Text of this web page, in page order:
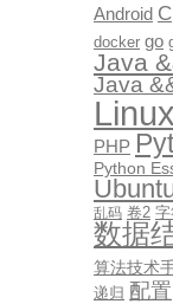
Android C
docker go
Java
Java
Linux
PHP
Python
乱码 卷2 字
数据
算法技术
递归 配置